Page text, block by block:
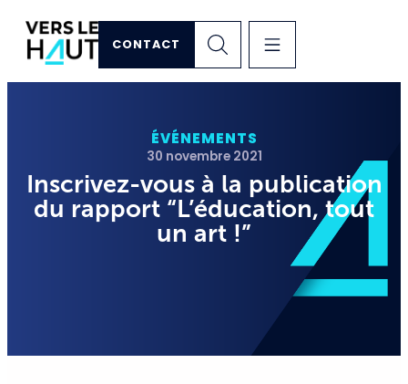
CONTACT
ÉVÉNEMENTS
30 novembre 2021
Inscrivez-vous à la publication
du rapport “L’éducation, tout
un art !”